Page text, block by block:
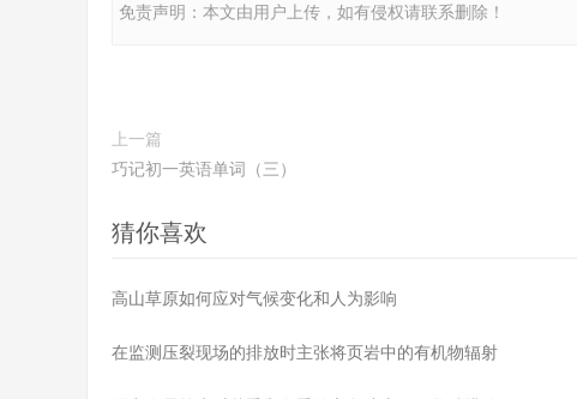
免责声明：本文由用户上传，如有侵权请联系删除！
上一篇
巧记初一英语单词（三）
猜你喜欢
高山草原如何应对气候变化和人为影响
在监测压裂现场的排放时主张将页岩中的有机物辐射